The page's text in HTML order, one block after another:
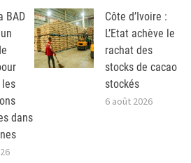
BAD
dans
Côte d’Ivoire :
L’Etat achève le
rachat des
stocks de cacao
stockés
6 août 2026